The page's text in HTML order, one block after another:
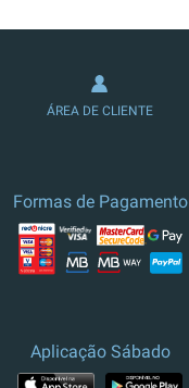
ASSINATURAS
ÁREA DE CLIENTE
Formas de Pagamento
Aplicação Sábado